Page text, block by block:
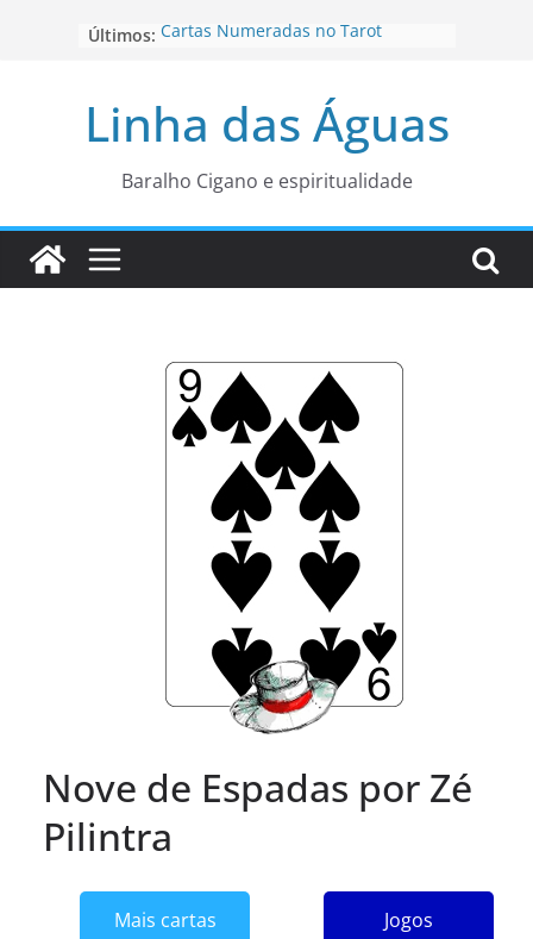
Últimos: Cartas Numeradas no Tarot
para está fase
Os Naipes no Tarot
Cartas da Corte no Tarot
Linha das Águas
Baralho Cigano e espiritualidade
Nove de Espadas por Zé
Pilintra
Mais cartas
Jogos